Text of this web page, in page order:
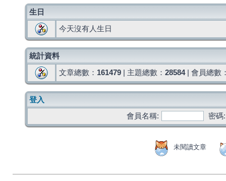
生日
今天沒有人生日
統計資料
文章總數： 161479 | 主題總數： 28584| 會員總數
登入
會員名稱:
密碼:
未閱讀文章